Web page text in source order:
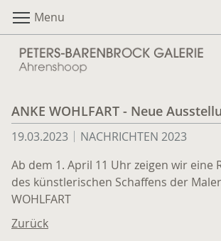
Menu
ANKE WOHLFART - Neue
19.03.2023
NACHRICHTEN 2023
Ab dem 1. April 11 Uhr zeigen wir eine
des künstlerischen Schaffens der
WOHLFART
Zurück